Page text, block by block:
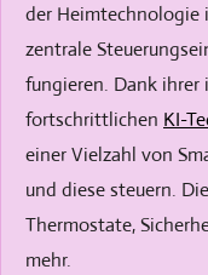
der Heimtechnologie
zentrale
fungieren. Dank
fortschrittlichen KI-
einer Vielzahl von
und diese steuern.
Thermostate,
mehr.